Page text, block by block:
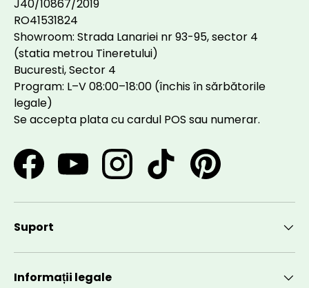
J40/10867/2019
RO41531824
Showroom: Strada Lanariei nr 93-95, sector 4
(statia metrou Tineretului)
Bucuresti, Sector 4
Program: L–V 08:00–18:00 (închis în sărbătorile
legale)
Se accepta plata cu cardul POS sau numerar.
FacebookYouTubeInstagramTikTok Pinterest
Suport
Informații legale